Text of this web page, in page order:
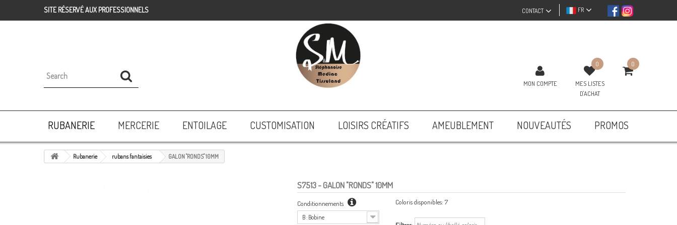
SITE RÉSERVÉ AUX PROFESSIONNELS FR
CONTACT
MON COMPTE
0
MES LISTES
D'ACHAT
0
RUBANERIE MERCERIE ENTOILAGE CUSTOMISATION LOISIRS CRÉATIFS AMEUBLEMENT NOUVEAUTÉS PROMOS
Rubanerie rubans fantaisies GALON "RONDS" 10MM
S7513- GALON "RONDS" 10MM
Conditionnements
B : Bobine
Coloris disponibles: 7